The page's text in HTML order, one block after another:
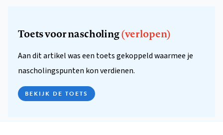
Toets voor nascholing(verlopen)
Aan dit artikel was een toets gekoppeld waarmee je
nascholingspunten kon verdienen.
BEKIJK DE TOETS